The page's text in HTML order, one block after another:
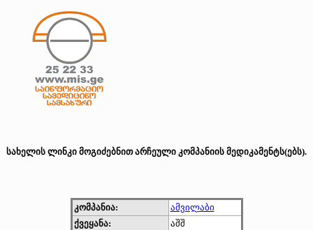
სახელის ლინკი მოგიძებნით არჩეული კომპანიის მედიკამენტს(ებს).
კომპანია:
ამვილაბი
ქვეყანა:
აშშ